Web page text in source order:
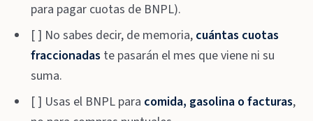
para pagar cuotas de BNPL).
[ ] No sabes decir, de memoria, cuántas cuotas
fraccionadas te pasarán el mes que viene ni su
suma.
[ ] Usas el BNPL para comida, gasolina o facturas,